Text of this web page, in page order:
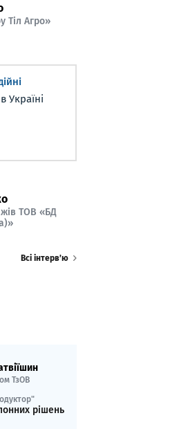
Тіл Агро»
Україні
ТОВ «БД
Всі інтерв’ю
ТзОВ
рішень